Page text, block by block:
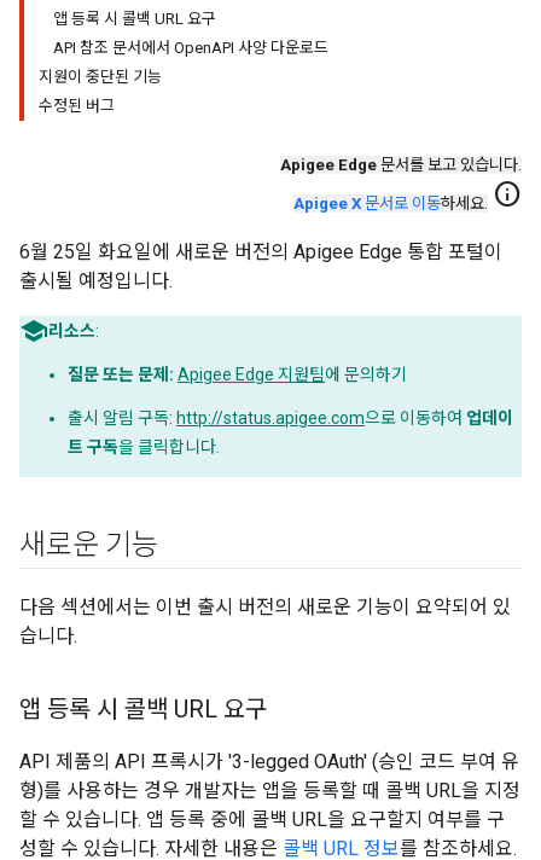
앱 등록 시 콜백 URL 요구
API 참조 문서에서 OpenAPI 사양 다운로드
지원이 중단된 기능
수정된 버그
Apigee Edge 문서를 보고 있습니다.
Apigee X 문서로 이동하세요. info
6월 25일 화요일에 새로운 버전의 Apigee Edge 통합 포털이
출시될 예정입니다.
리소스:
질문 또는 문제: Apigee Edge 지원팀에 문의하기
출시 알림 구독: http://status.apigee.com으로 이동하여 업데이
트 구독을 클릭합니다.
새로운 기능
다음 섹션에서는 이번 출시 버전의 새로운 기능이 요약되어 있
습니다.
앱 등록 시 콜백 URL 요구
API 제품의 API 프록시가 '3-legged OAuth' (승인 코드 부여 유
형)를 사용하는 경우 개발자는 앱을 등록할 때 콜백 URL을 지정
할 수 있습니다. 앱 등록 중에 콜백 URL을 요구할지 여부를 구
성할 수 있습니다. 자세한 내용은 콜백 URL 정보를 참조하세요.